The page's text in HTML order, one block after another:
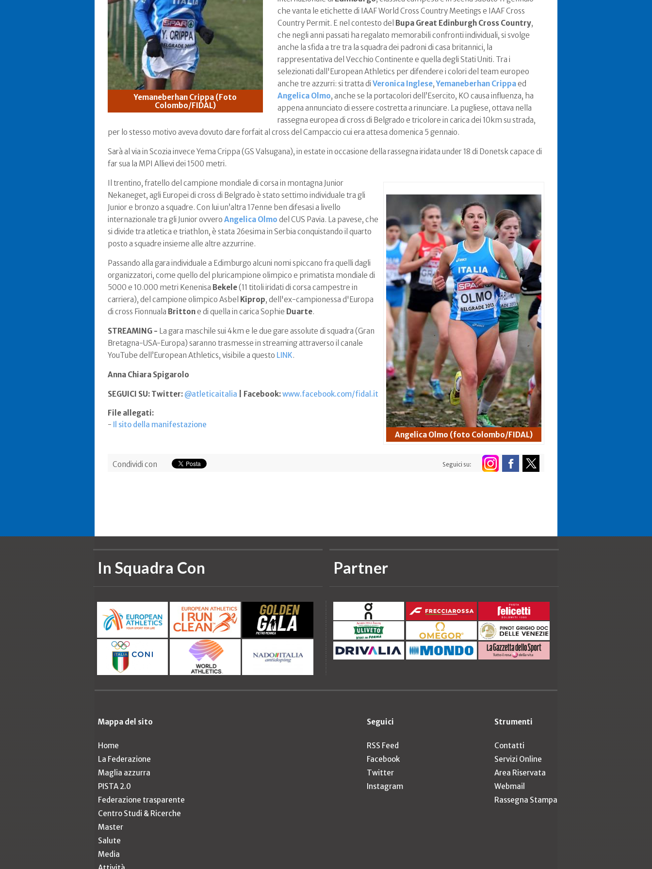
Yemaneberhan Crippa (Foto
Colombo/FIDAL)
che vanta le etichette di IAAF World Cross Country Meetings e IAAF Cross
Country Permit. E nel contesto del Bupa Great Edinburgh Cross Country,
che negli anni passati ha regalato memorabili confronti individuali, si svolge
anche la sfida a tre tra la squadra dei padroni di casa britannici, la
rappresentativa del Vecchio Continente e quella degli Stati Uniti. Tra i
selezionati dall'European Athletics per difendere i colori del team europeo
anche tre azzurri: si tratta di Veronica Inglese,Yemaneberhan Crippaed
Angelica Olmo, anche se la portacolori dell’Esercito, KO causa influenza, ha
appena annunciato di essere costretta a rinunciare. La pugliese, ottava nella
rassegna europea di cross di Belgrado e tricolore in carica dei 10km su strada,
per lo stesso motivo aveva dovuto dare forfait al cross del Campaccio cui era attesa domenica 5 gennaio.
Sarà al via in Scozia invece Yema Crippa (GS Valsugana), in estate in occasione della rassegna iridata under 18 di Donetsk capace di
far sua la MPI Allievi dei 1500 metri.
Angelica Olmo (foto Colombo/FIDAL)
Il trentino, fratello del campione mondiale di corsa in montagna Junior
Nekaneget, agli Europei di cross di Belgrado è stato settimo individuale tra gli
Junior e bronzo a squadre. Con lui un’altra 17enne ben difesasi a livello
internazionale tra gli Junior ovvero Angelica Olmo del CUS Pavia. La pavese, che
si divide tra atletica e triathlon, è stata 26esima in Serbia conquistando il quarto
posto a squadre insieme alle altre azzurrine.
Passando alla gara individuale a Edimburgo alcuni nomi spiccano fra quelli dagli
organizzatori, come quello del pluricampione olimpico e primatista mondiale di
5000 e 10.000 metri Kenenisa Bekele(11 titoli iridati di corsa campestre in
carriera), del campione olimpico Asbel Kiprop, dell'ex-campionessa d'Europa
di cross Fionnuala Brittone di quella in carica Sophie Duarte.
STREAMING - La gara maschile sui 4km e le due gare assolute di squadra (Gran
Bretagna-USA-Europa) saranno trasmesse in streaming attraverso il canale
YouTube dell’European Athletics, visibile a questo LINK.
Anna Chiara Spigarolo
SEGUICI SU: Twitter: @atleticaitalia | Facebook:www.facebook.com/fidal.it
File allegati:
- Il sito della manifestazione
Condividi con Seguici su:
In Squadra Con Partner
Mappa del sito
Home
La Federazione
Maglia azzurra
PISTA 2.0
Federazione trasparente
Centro Studi & Ricerche
Master
Salute
Media
Seguici
RSS Feed
Facebook
Twitter
Instagram
Strumenti
Contatti
Servizi Online
Area Riservata
Webmail
Rassegna Stampa